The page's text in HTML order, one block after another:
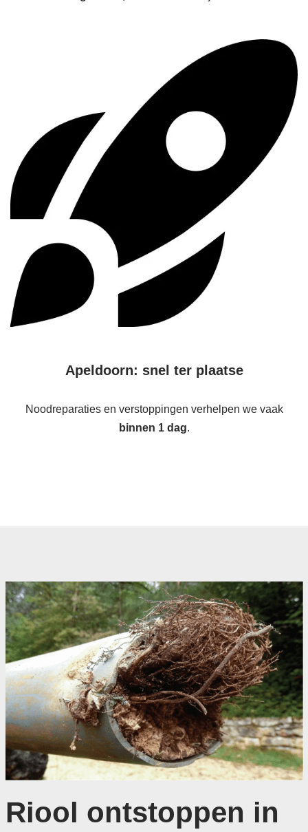
Apeldoorn: snel ter plaatse
Noodreparaties en verstoppingen verhelpen we vaak
binnen 1 dag.
Riool ontstoppen in